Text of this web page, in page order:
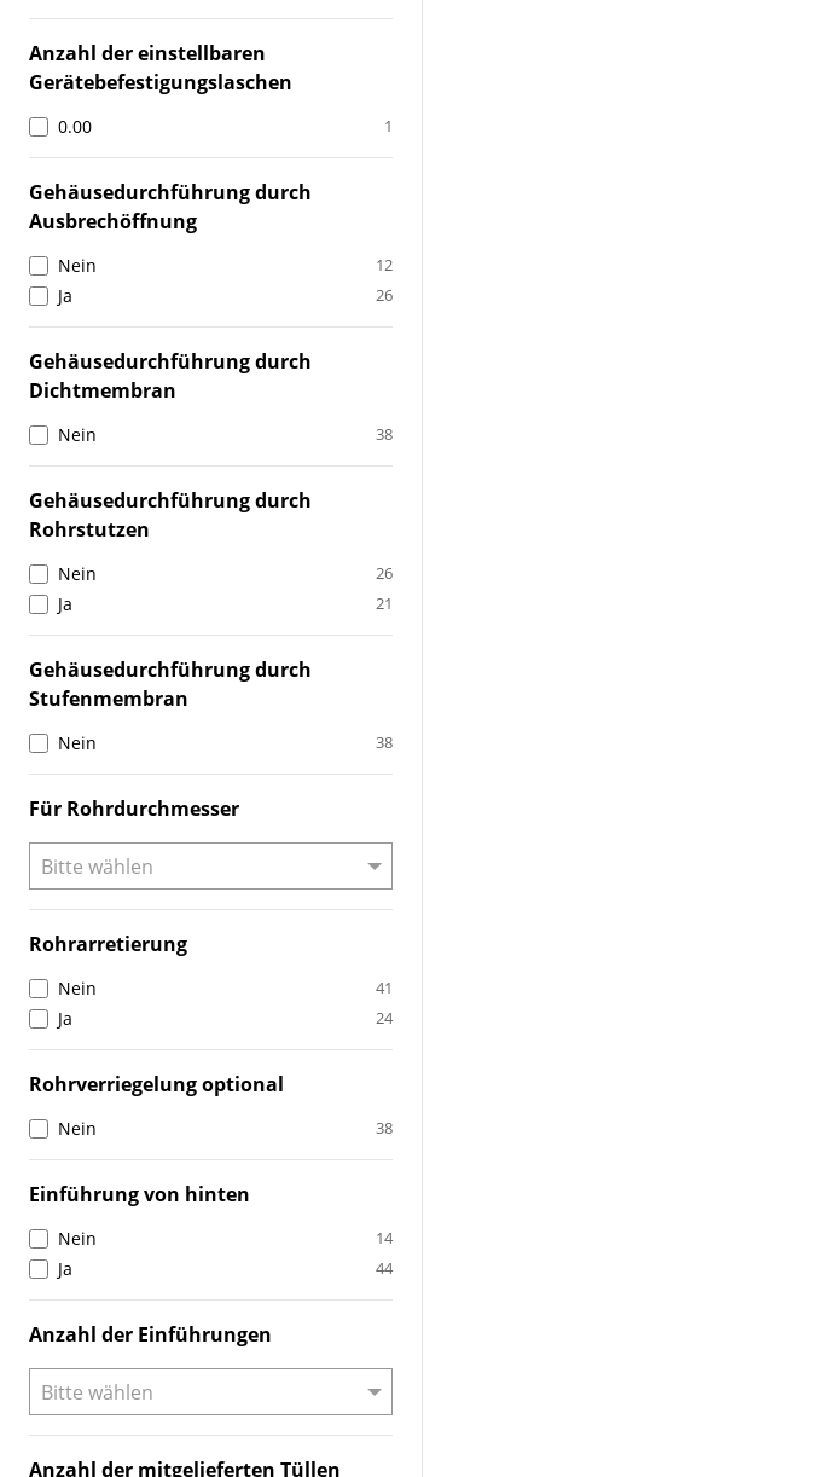
Anzahl der einstellbaren
Gerätebefestigungslaschen
0.00 1
Gehäusedurchführung durch
Ausbrechöffnung
Nein 12
Ja 26
Gehäusedurchführung durch
Dichtmembran
Nein 38
Gehäusedurchführung durch
Rohrstutzen
Nein 26
Ja 21
Gehäusedurchführung durch
Stufenmembran
Nein 38
Für Rohrdurchmesser
Rohrarretierung
Nein 41
Ja 24
Rohrverriegelung optional
Nein 38
Einführung von hinten
Nein 14
Ja 44
Anzahl der Einführungen
Anzahl der mitgelieferten Tüllen